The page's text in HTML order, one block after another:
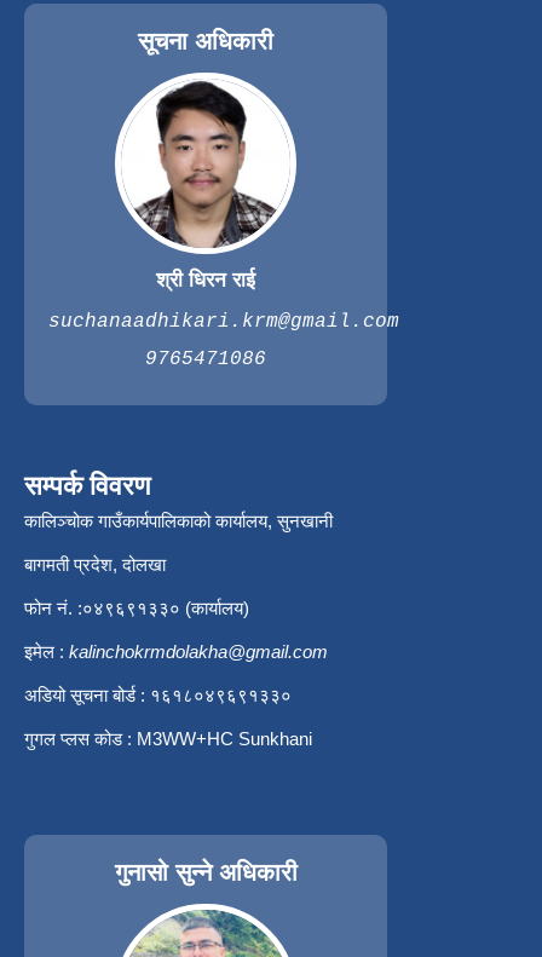
सूचना अधिकारी
श्री धिरन राई
suchanaadhikari.krm@gmail.com
9765471086
सम्पर्क विवरण
कालिञ्चोक गाउँकार्यपालिकाको कार्यालय, सुनखानी
बागमती प्रदेश, दोलखा
फोन नं. :०४९६९१३३० (कार्यालय)
इमेल : kalinchokrmdolakha@gmail.com
अडियो सूचना बोर्ड : १६१८०४९६९१३३०
गुगल प्लस कोड : M3WW+HC Sunkhani
गुनासो सुन्ने अधिकारी